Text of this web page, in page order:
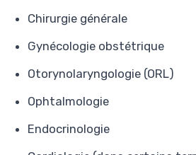
Chirurgie générale
Gynécologie obstétrique
Otorynolaryngologie (ORL)
Ophtalmologie
Endocrinologie